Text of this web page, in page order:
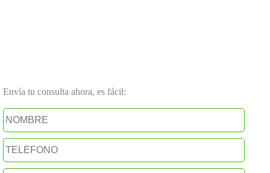
Envía tu consulta ahora, es fácil: